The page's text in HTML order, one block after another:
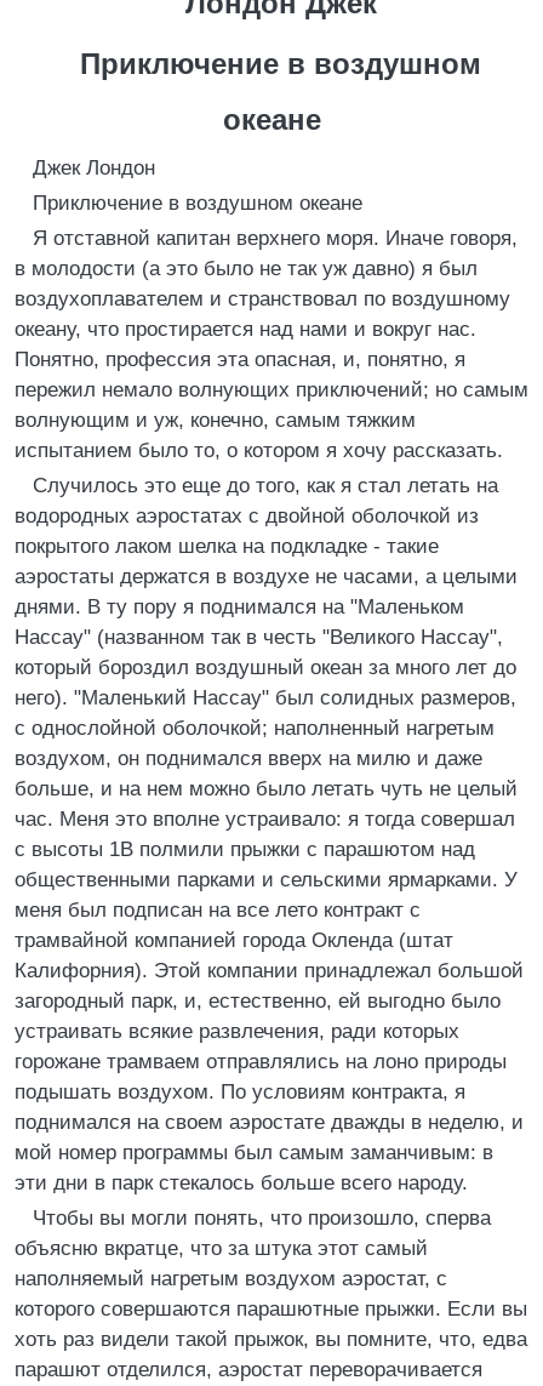
Приключение в воздушном
океане
Джек Лондон
Приключение в воздушном океане
Я отставной капитан верхнего моря. Иначе говоря,
в молодости (а это было не так уж давно) я был
воздухоплавателем и странствовал по воздушному
океану, что простирается над нами и вокруг нас.
Понятно, профессия эта опасная, и, понятно, я
пережил немало волнующих приключений; но самым
волнующим и уж, конечно, самым тяжким
испытанием было то, о котором я хочу рассказать.
Случилось это еще до того, как я стал летать на
водородных аэростатах с двойной оболочкой из
покрытого лаком шелка на подкладке - такие
аэростаты держатся в воздухе не часами, а целыми
днями. В ту пору я поднимался на "Маленьком
Нассау" (названном так в честь "Великого Нассау",
который бороздил воздушный океан за много лет до
него). "Маленький Нассау" был солидных размеров,
с однослойной оболочкой; наполненный нагретым
воздухом, он поднимался вверх на милю и даже
больше, и на нем можно было летать чуть не целый
час. Меня это вполне устраивало: я тогда совершал
с высоты 1В полмили прыжки с парашютом над
общественными парками и сельскими ярмарками. У
меня был подписан на все лето контракт с
трамвайной компанией города Окленда (штат
Калифорния). Этой компании принадлежал большой
загородный парк, и, естественно, ей выгодно было
устраивать всякие развлечения, ради которых
горожане трамваем отправлялись на лоно природы
подышать воздухом. По условиям контракта, я
поднимался на своем аэростате дважды в неделю, и
мой номер программы был самым заманчивым: в
эти дни в парк стекалось больше всего народу.
Чтобы вы могли понять, что произошло, сперва
объясню вкратце, что за штука этот самый
наполняемый нагретым воздухом аэростат, с
которого совершаются парашютные прыжки. Если вы
хоть раз видели такой прыжок, вы помните, что, едва
парашют отделился, аэростат переворачивается